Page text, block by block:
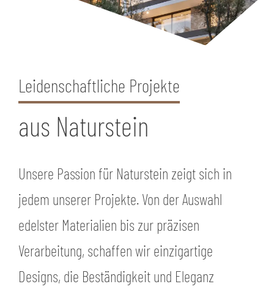
Leidenschaftliche Projekte
aus Naturstein
Unsere Passion für Naturstein zeigt sich in
jedem unserer Projekte. Von der Auswahl
edelster Materialien bis zur präzisen
Verarbeitung, schaffen wir einzigartige
Designs, die Beständigkeit und Eleganz